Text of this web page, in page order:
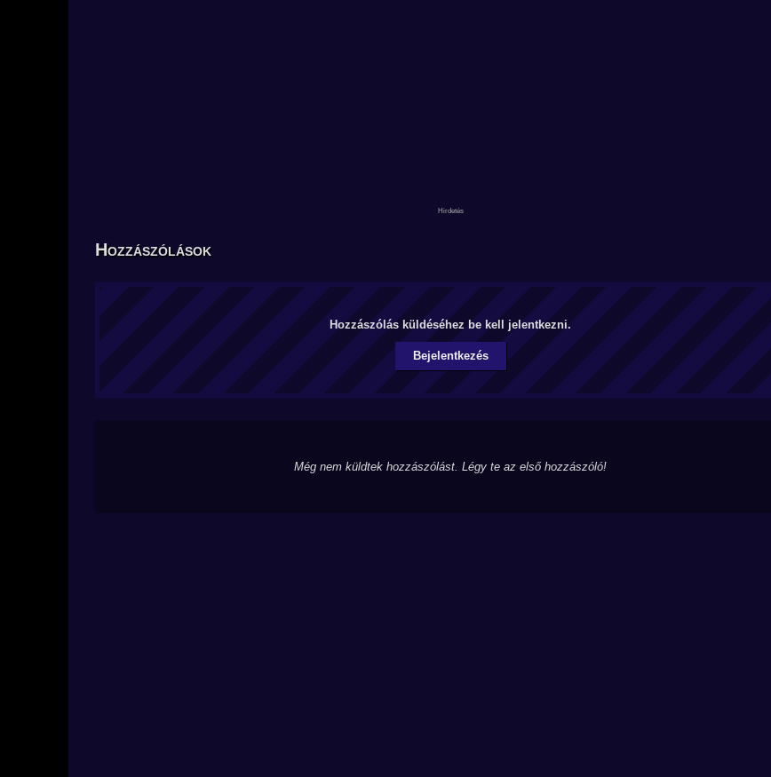
Hozzászólások
Hozzászólás küldéséhez be kell jelentkezni.
Bejelentkezés
Még nem küldtek hozzászólást. Légy te az első hozzászóló!